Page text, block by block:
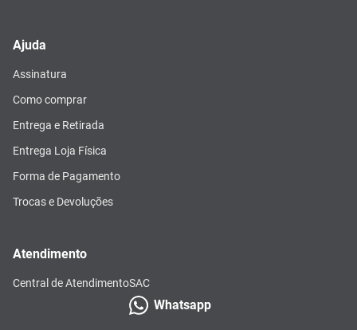
Ajuda
Assinatura
Como comprar
Entrega e Retirada
Entrega Loja Física
Forma de Pagamento
Trocas e Devoluções
Atendimento
Central de AtendimentoSAC
Whatsapp